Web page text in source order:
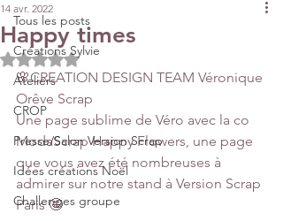
Tous les posts
Créations Sylvie
Ateliers
CROP
Presse/Salon Version Scrap
Idées créations Noël
Challenges groupe
Happy times
14 avr. 2022
Noté NaN étoiles sur 5.
🌸CREATION DESIGN TEAM Véronique
Orêve Scrap
Une page sublime de Véro avec la co
ModaScrap Happy Flowers, une page
que vous avez été nombreuses à
admirer sur notre stand à Version Scrap
Paris 🤩